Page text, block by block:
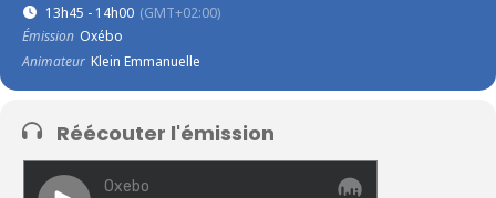
13h45 - 14h00 (GMT+02:00)
Émission Oxébo
Animateur Klein Emmanuelle
Réécouter l'émission